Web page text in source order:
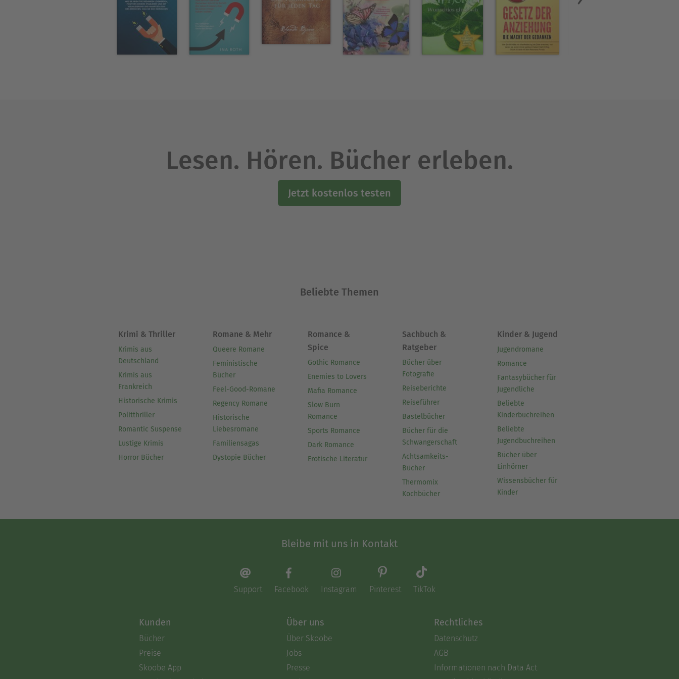
Sonia Peters lebt gemeinsam mit ihrem Ehemann noch immer in Süddeutschland. Sie ist Mutter zweier
Kinder, die sie über die Jahre hinweg ebenfalls in die Welt der Bücher eingeführt hat. Wenn sie nicht
gerade in einer neuen Geschichte versinkt oder an eigenen Texten feilt, verbringt sie gern Zeit mit ihren
Lesen. Hören. Bücher erleben.
Jetzt kostenlos testen
Beliebte Themen
Krimi & Thriller
Krimis aus
Deutschland
Krimis aus
Frankreich
Historische Krimis
Politthriller
Romantic Suspense
Lustige Krimis
Horror Bücher
Romane & Mehr
Queere Romane
Feministische
Bücher
Feel-Good-Romane
Regency Romane
Historische
Liebesromane
Familiensagas
Dystopie Bücher
Romance &
Spice
Gothic Romance
Enemies to Lovers
Mafia Romance
Slow Burn
Romance
Sports Romance
Dark Romance
Erotische Literatur
Sachbuch &
Ratgeber
Bücher über
Fotografie
Reiseberichte
Reiseführer
Bastelbücher
Bücher für die
Schwangerschaft
Achtsamkeits-
Bücher
Thermomix
Kochbücher
Kinder & Jugend
Jugendromane
Romance
Fantasybücher für
Jugendliche
Beliebte
Kinderbuchreihen
Beliebte
Jugendbuchreihen
Bücher über
Einhörner
Wissensbücher für
Kinder
Bleibe mit uns in Kontakt
Support Facebook Instagram Pinterest TikTok
Kunden
Bücher
Preise
Skoobe App
Über uns
Über Skoobe
Jobs
Presse
Rechtliches
Datenschutz
AGB
Informationen nach Data Act